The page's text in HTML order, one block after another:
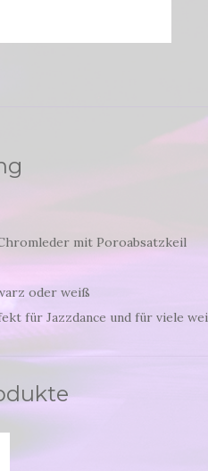
mit Poroabsatzkeil
oder weiß
für Jazzdance und für viele